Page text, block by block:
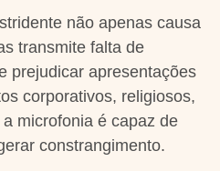
não apenas causa
transmite falta de
prejudicar apresentações
corporativos, religiosos,
microfonia é capaz de
constrangimento.